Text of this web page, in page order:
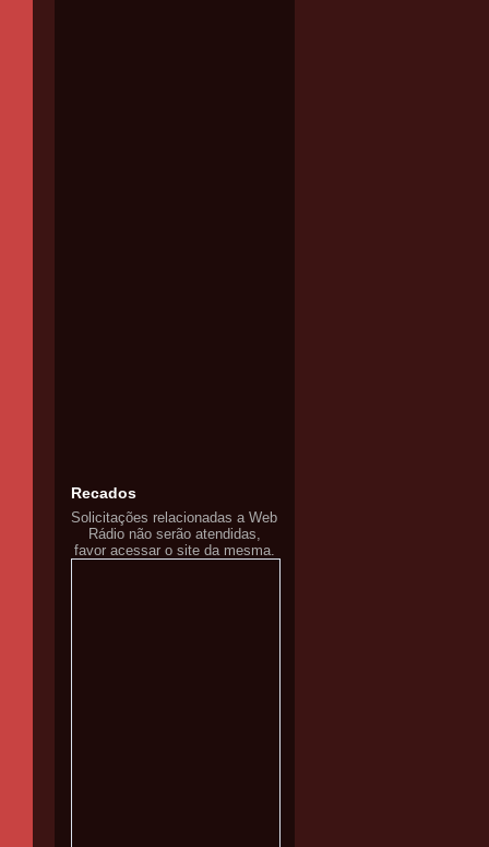
Recados
Solicitações relacionadas a Web
Rádio não serão atendidas,
favor acessar o site da mesma.